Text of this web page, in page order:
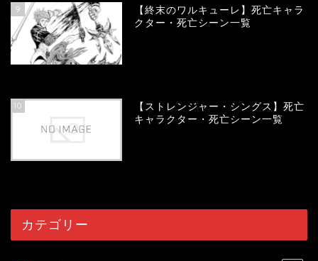
9
【終末のワルキューレ】死亡キャラ
クター・死亡シーン一覧
10
【ストレンジャー・シングス】死亡
キャラクター・死亡シーン一覧
カテゴリー